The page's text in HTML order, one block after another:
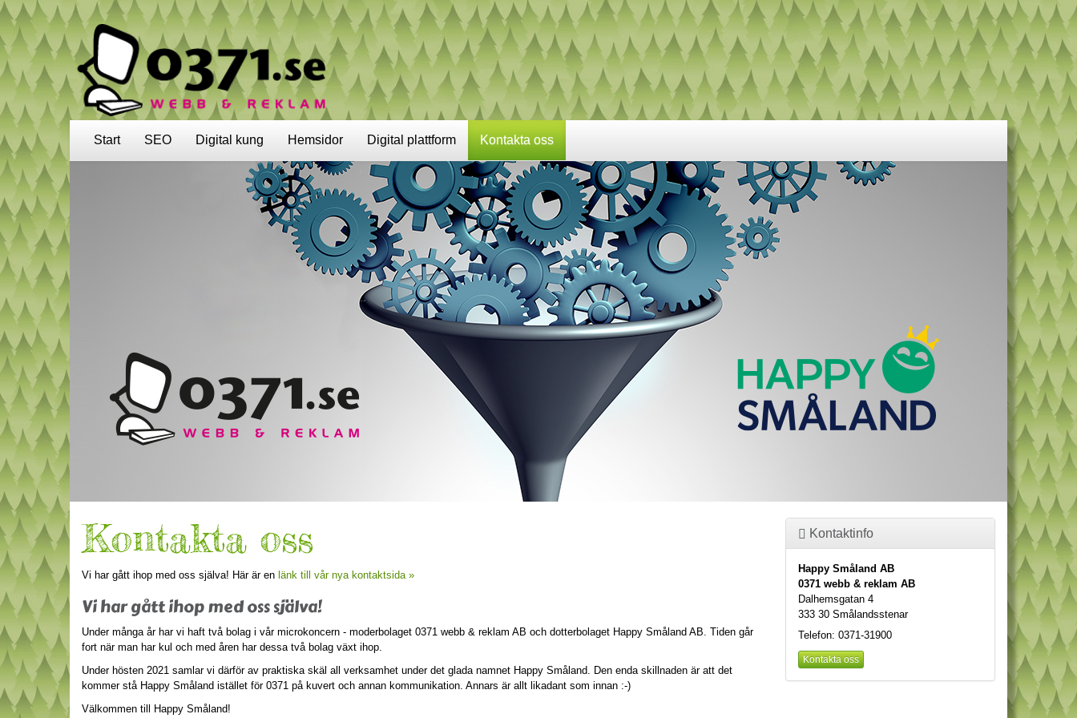
Start SEO Digital kung Hemsidor Digital plattform Kontakta oss
Kontakta oss
Vi har gått ihop med oss själva! Här är en länk till vår nya kontaktsida »
Vi har gått ihop med oss själva!
Under många år har vi haft två bolag i vår microkoncern - moderbolaget 0371 webb & reklam AB och dotterbolaget Happy Småland AB. Tiden går
fort när man har kul och med åren har dessa två bolag växt ihop.
Under hösten 2021 samlar vi därför av praktiska skäl all verksamhet under det glada namnet Happy Småland. Den enda skillnaden är att det
kommer stå Happy Småland istället för 0371 på kuvert och annan kommunikation. Annars är allt likadant som innan :-)
Välkommen till Happy Småland!
Kontaktinfo
Happy Småland AB
0371 webb & reklam AB
Dalhemsgatan 4
333 30 Smålandsstenar
Telefon: 0371-31900
Kontakta oss